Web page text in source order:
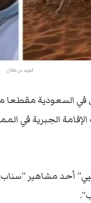
الوليد بن طلال
في السعودية مقطعا
الجبرية في
أحد مشاهير